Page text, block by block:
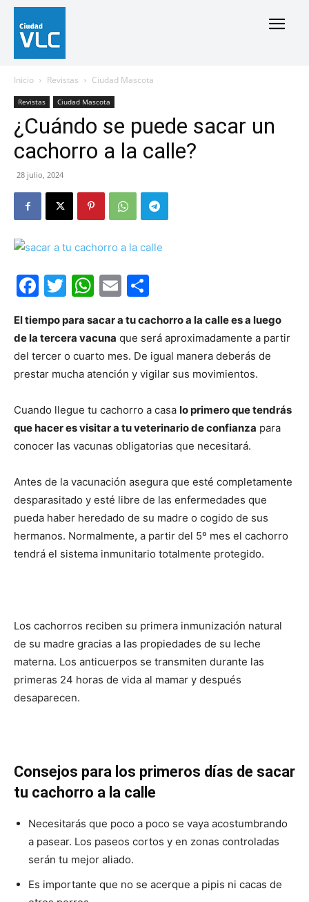
Inicio Revistas Ciudad Mascota
Revistas Ciudad Mascota
¿Cuándo se puede sacar un
cachorro a la calle?
28 julio, 2024
Facebook
Twitter
WhatsApp
Email
El tiempo para sacar a tu cachorro a la calle es a luego
de la tercera vacuna que será aproximadamente a partir
del tercer o cuarto mes. De igual manera deberás de
prestar mucha atención y vigilar sus movimientos.
Cuando llegue tu cachorro a casa lo primero que tendrás
que hacer es visitar a tu veterinario de confianza para
conocer las vacunas obligatorias que necesitará.
Antes de la vacunación asegura que esté completamente
desparasitado y esté libre de las enfermedades que
pueda haber heredado de su madre o cogido de sus
hermanos. Normalmente, a partir del 5º mes el cachorro
tendrá el sistema inmunitario totalmente protegido.
Los cachorros reciben su primera inmunización natural
de su madre gracias a las propiedades de su leche
materna. Los anticuerpos se transmiten durante las
primeras 24 horas de vida al mamar y después
desaparecen.
Consejos para los primeros días de sacar
tu cachorro a la calle
Necesitarás que poco a poco se vaya acostumbrando
a pasear. Los paseos cortos y en zonas controladas
serán tu mejor aliado.
Es importante que no se acerque a pipis ni cacas de